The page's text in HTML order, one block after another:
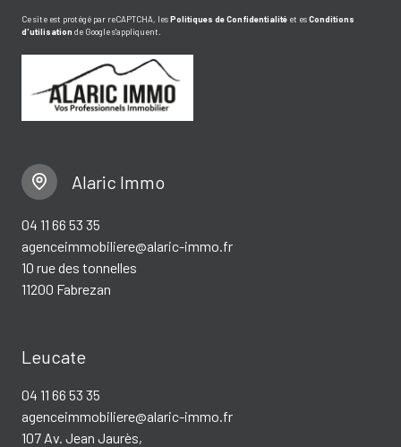
Ce site est protégé par reCAPTCHA, lesPolitiques de Confidentialité et esConditions
d'utilisation de Google s'appliquent.
Alaric Immo
04 11 66 53 35
agenceimmobiliere@alaric-immo.fr
10 rue des tonnelles
11200 Fabrezan
Leucate
04 11 66 53 35
agenceimmobiliere@alaric-immo.fr
107 Av. Jean Jaurès,